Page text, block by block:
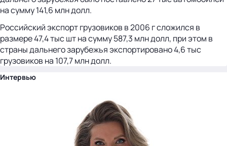
на сумму 141,6 млн долл.
Российский экспорт грузовиков в 2006 г сложился в
размере 47,4 тыс шт на сумму 587,3 млн долл, при этом в
страны дальнего зарубежья экспортировано 4,6 тыс
грузовиков на 107,7 млн долл.
Интервью